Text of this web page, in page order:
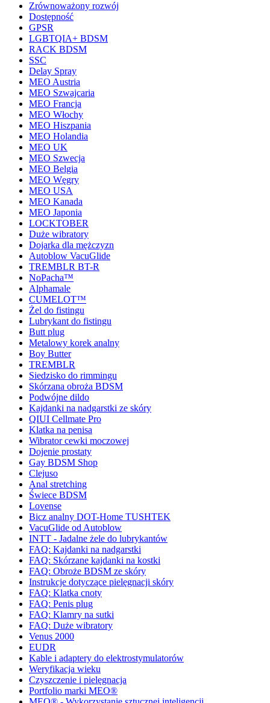
Zrównoważony rozwój
Dostępność
GPSR
LGBTQIA+ BDSM
RACK BDSM
SSC
Delay Spray
MEO Austria
MEO Szwajcaria
MEO Francja
MEO Włochy
MEO Hiszpania
MEO Holandia
MEO UK
MEO Szwecja
MEO Belgia
MEO Węgry
MEO USA
MEO Kanada
MEO Japonia
LOCKTOBER
Duże wibratory
Dojarka dla mężczyzn
Autoblow VacuGlide
TREMBLR BT-R
NoPacha™
Alphamale
CUMELOT™
Żel do fistingu
Lubrykant do fistingu
Butt plug
Metalowy korek analny
Boy Butter
TREMBLR
Siedzisko do rimmingu
Skórzana obroża BDSM
Podwójne dildo
Kajdanki na nadgarstki ze skóry
QIUI Cellmate Pro
Klatka na penisa
Wibrator cewki moczowej
Dojenie prostaty
Gay BDSM Shop
Clejuso
Anal stretching
Świece BDSM
Lovense
Bicz analny DOT-Home TUSHTEK
VacuGlide od Autoblow
INTT - Jadalne żele do lubrykantów
FAQ: Kajdanki na nadgarstki
FAQ: Skórzane kajdanki na kostki
FAQ: Obroże BDSM ze skóry
Instrukcje dotyczące pielęgnacji skóry
FAQ: Klatka cnoty
FAQ: Penis plug
FAQ: Klamry na sutki
FAQ: Duże wibratory
Venus 2000
EUDR
Kable i adaptery do elektrostymulatorów
Weryfikacja wieku
Czyszczenie i pielęgnacja
Portfolio marki MEO®